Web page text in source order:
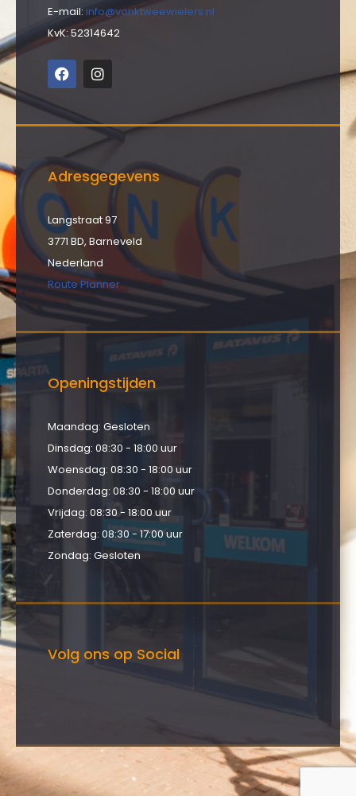
E-mail: info@vonktweewielers.nl
KvK: 52314642
Adresgegevens
Langstraat 97
3771 BD, Barneveld
Nederland
Route Planner
Openingstijden
Maandag: Gesloten
Dinsdag: 08:30 - 18:00 uur
Woensdag: 08:30 - 18:00 uur
Donderdag: 08:30 - 18:00 uur
Vrijdag: 08:30 - 18:00 uur
Zaterdag: 08:30 - 17:00 uur
Zondag: Gesloten
Volg ons op Social